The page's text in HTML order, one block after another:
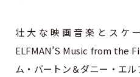
壮大な映画音楽とスケ
ELFMAN’S Music from the
ム・バートン＆ダニー・エ